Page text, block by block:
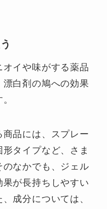
イや味がする薬品
白剤の鳩への効果
品には、スプレー
タイプなど、さま
なかでも、ジェル
が長持ちしやすい
成分については、